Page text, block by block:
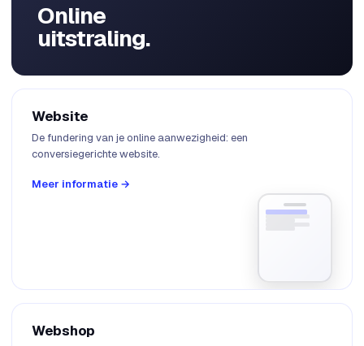
Online
uitstraling.
Website
De fundering van je online aanwezigheid: een
conversiegerichte website.
Meer informatie →
Webshop